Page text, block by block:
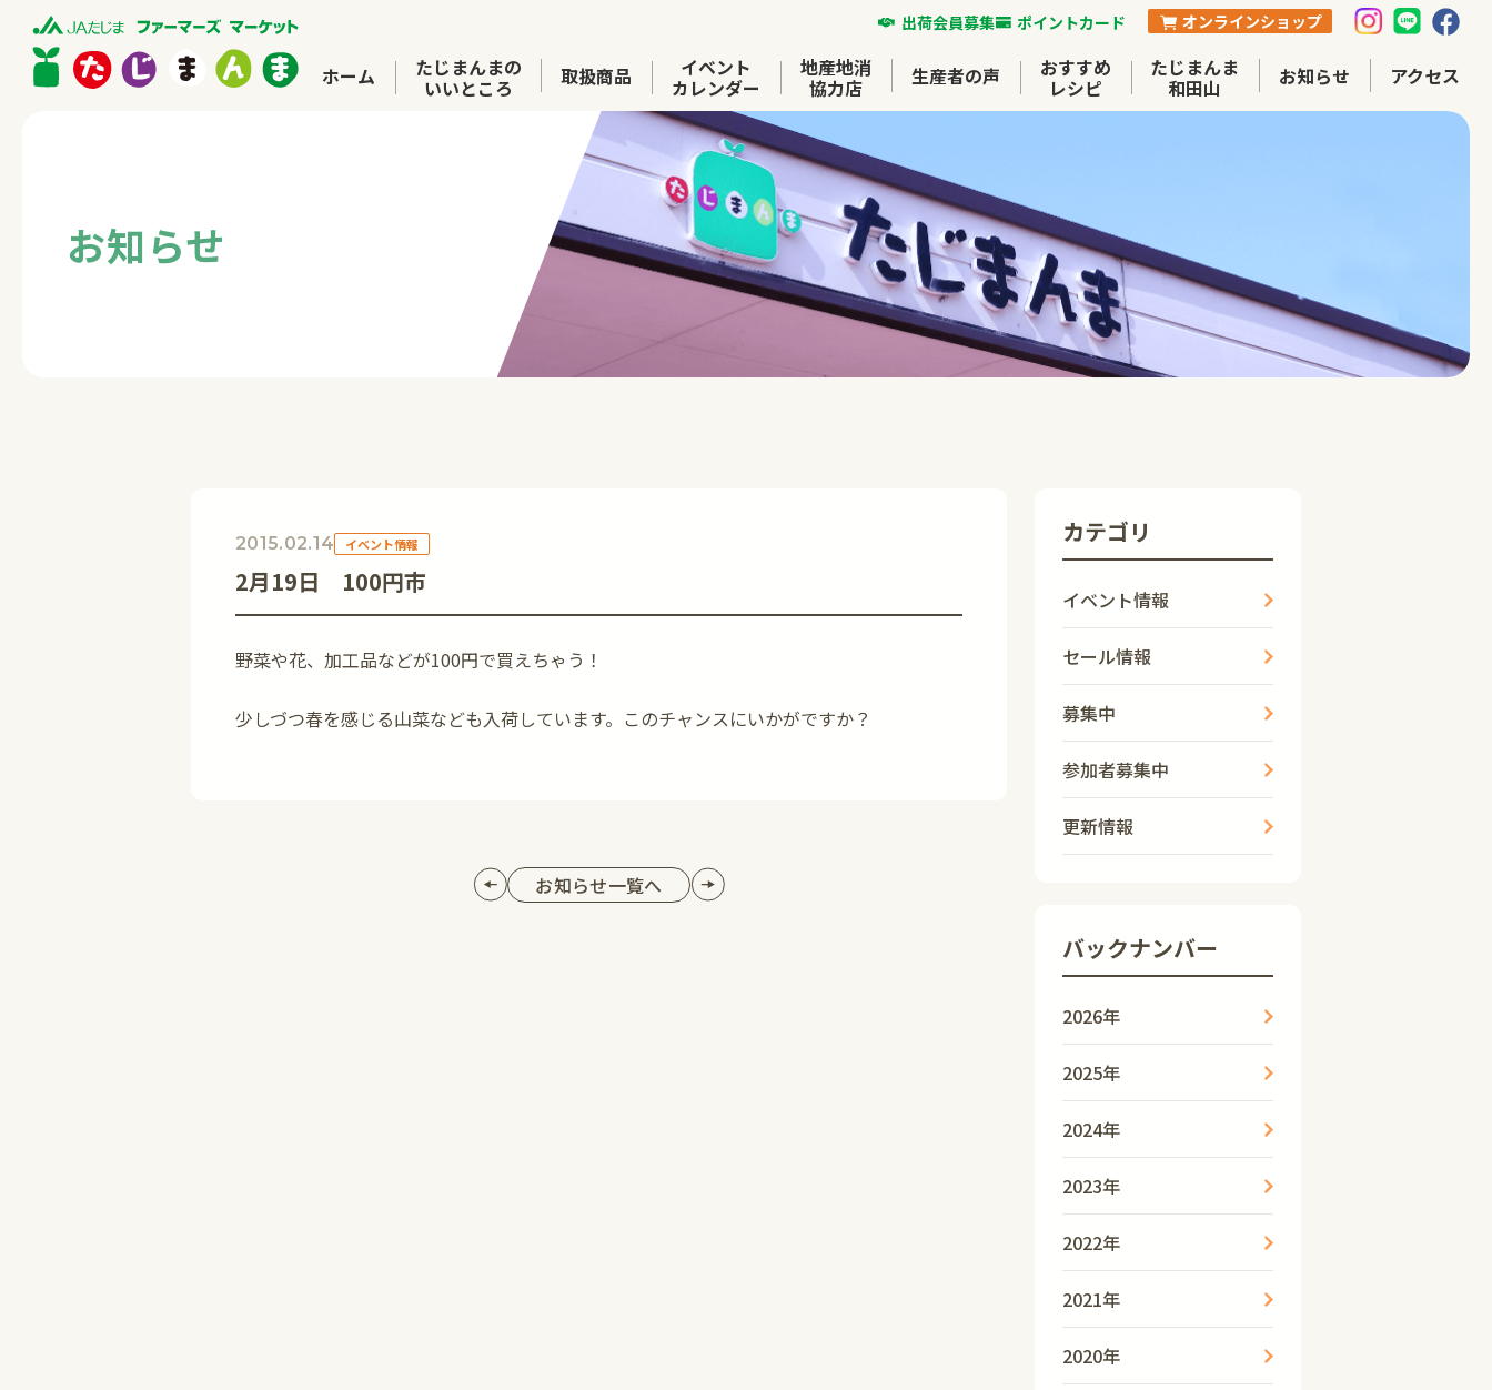
出荷会員募集 ポイントカード オンラインショップ
ホーム
たじまんまの
いいところ
取扱商品
イベント
カレンダー
地産地消
協力店
生産者の声
おすすめ
レシピ
たじまんま
和田山
お知らせ アクセス
お知らせ
2015.02.14 イベント情報
2月19日 100円市
野菜や花、加工品などが100円で買えちゃう！
少しづつ春を感じる山菜なども入荷しています。このチャンスにいかがですか？
お知らせ一覧へ
カテゴリ
イベント情報
セール情報
募集中
参加者募集中
更新情報
バックナンバー
2026年
2025年
2024年
2023年
2022年
2021年
2020年